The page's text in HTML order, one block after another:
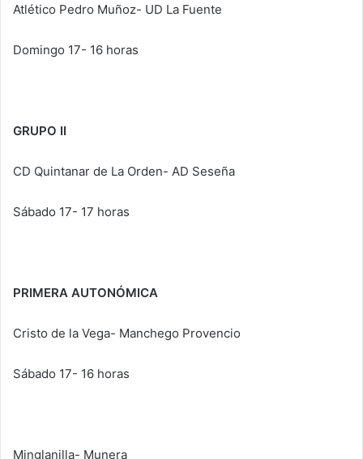
Atlético Pedro Muñoz- UD La Fuente
Domingo 17- 16 horas
GRUPO II
CD Quintanar de La Orden- AD Seseña
Sábado 17- 17 horas
PRIMERA AUTONÓMICA
Cristo de la Vega- Manchego Provencio
Sábado 17- 16 horas
Minglanilla- Munera